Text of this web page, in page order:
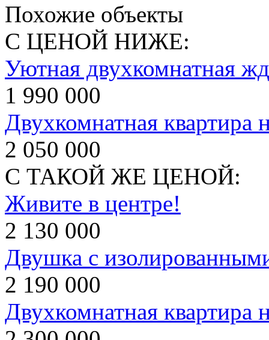
Похожие объекты
С ЦЕНОЙ НИЖЕ:
Уютная двухкомнатная
1 990 000
Двухкомнатная
2 050 000
С ТАКОЙ ЖЕ ЦЕНОЙ:
Живите в центре!
2 130 000
Двушка с
2 190 000
Двухкомнатная квартира